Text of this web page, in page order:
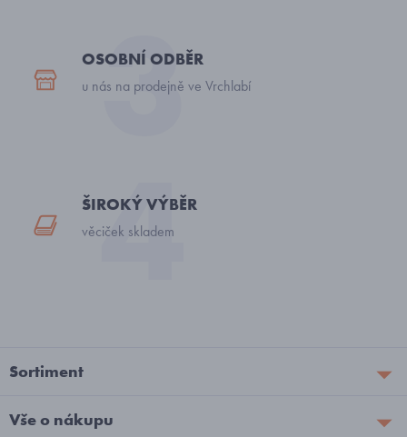
OSOBNÍ ODBĚR
u nás na prodejně ve Vrchlabí
ŠIROKÝ VÝBĚR
věciček skladem
Sortiment
Vše o nákupu